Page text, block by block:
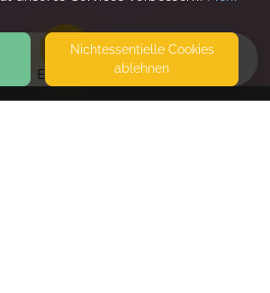
EVENTS
Nicht­essentielle Cookies
ablehnen